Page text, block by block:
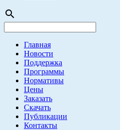
search
Главная
Новости
Поддержка
Программы
Нормативы
Цены
Заказать
Скачать
Публикации
Контакты